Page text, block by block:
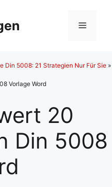
Menü
Din 5008: 21 Strategien Nur Für Sie »
Vorlage Word
20
Din 5008